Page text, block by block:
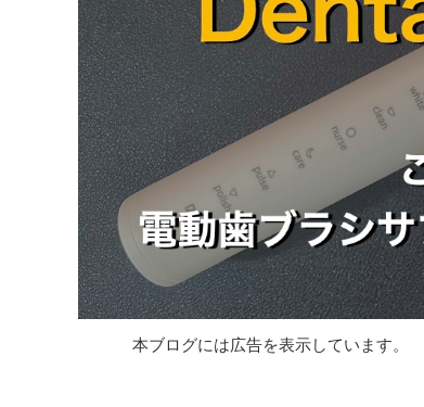
本ブログには広告を表示しています。